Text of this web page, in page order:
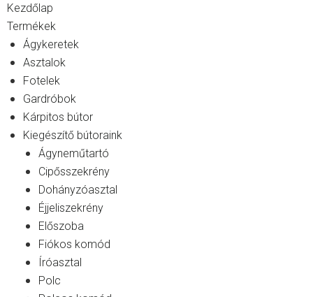
Kezdőlap
Termékek
Ágykeretek
Asztalok
Fotelek
Gardróbok
Kárpitos bútor
Kiegészítő bútoraink
Ágyneműtartó
Cipősszekrény
Dohányzóasztal
Éjjeliszekrény
Előszoba
Fiókos komód
Íróasztal
Polc